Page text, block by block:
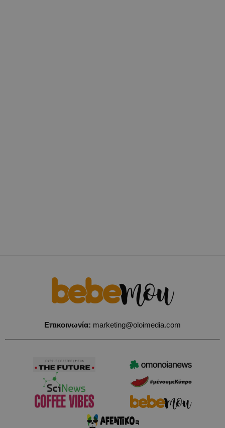
Επικοινωνία: marketing@oloimedia.com